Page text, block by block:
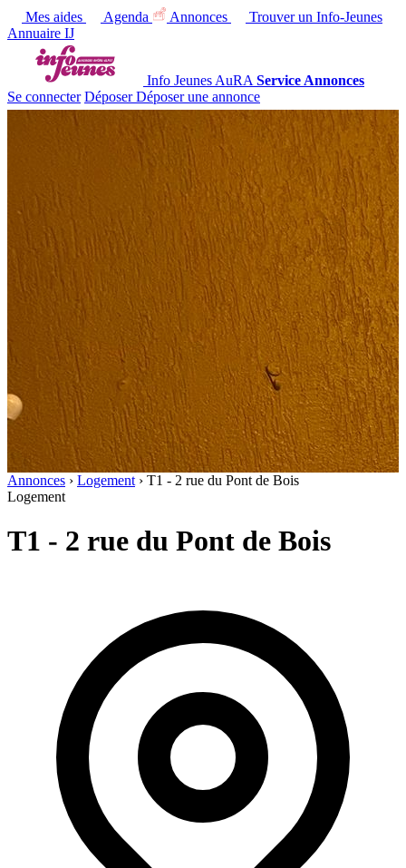
Mes aides Agenda Annonces
Trouver un Info-Jeunes
Annuaire IJ
Info Jeunes AuRA Service Annonces
Se connecter Déposer Déposer une annonce
Annonces › Logement › T1 - 2 rue du Pont de Bois
Logement
T1 - 2 rue du Pont de Bois